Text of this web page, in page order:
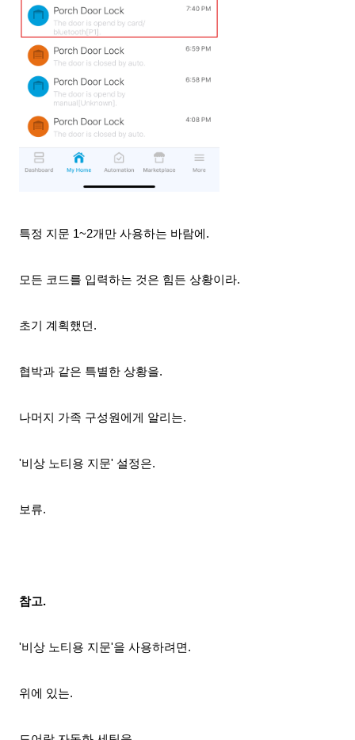
특정 지문 1~2개만 사용하는 바람에.
모든 코드를 입력하는 것은 힘든 상황이라.
초기 계획했던.
협박과 같은 특별한 상황을.
나머지 가족 구성원에게 알리는.
'비상 노티용 지문' 설정은.
보류.
참고.
'비상 노티용 지문'을 사용하려면.
위에 있는.